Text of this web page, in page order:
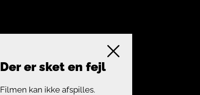
Der er sket en fejl
Filmen kan ikke afspilles.